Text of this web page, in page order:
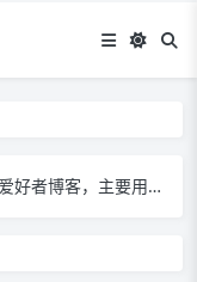
的资源。大家有啥想法、问题都能来这儿聊，一起琢磨怎么把 pcdn 玩得更顺～